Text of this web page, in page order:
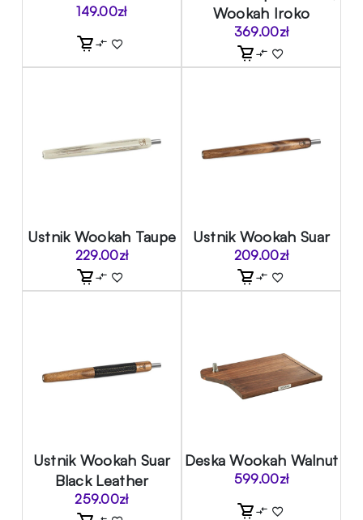
149.00zł
Wookah Iroko
369.00zł
Ustnik Wookah Taupe
229.00zł
Ustnik Wookah Suar
209.00zł
Ustnik Wookah Suar
Black Leather
259.00zł
Deska Wookah Walnut
599.00zł